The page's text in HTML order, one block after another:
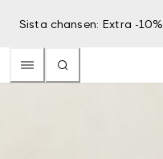
Sista chansen: Extra -